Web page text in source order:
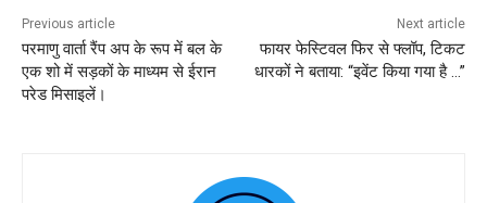
Previous article
परमाणु वार्ता रैंप अप के रूप में बल के
एक शो में सड़कों के माध्यम से ईरान
परेड मिसाइलें।
Next article
फायर फेस्टिवल फिर से फ्लॉप, टिकट
धारकों ने बताया: “इवेंट किया गया है …”